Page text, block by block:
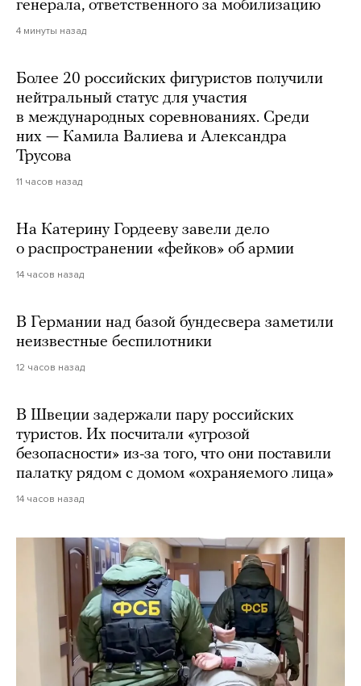
генерала, ответственного за мобилизацию
4 минуты назад
Более 20 российских фигуристов получили
нейтральный статус для участия
в международных соревнованиях. Среди
них — Камила Валиева и Александра
Трусова
11 часов назад
На Катерину Гордееву завели дело
о распространении «фейков» об армии
14 часов назад
В Германии над базой бундесвера заметили
неизвестные беспилотники
12 часов назад
В Швеции задержали пару российских
туристов. Их посчитали «угрозой
безопасности» из-за того, что они поставили
палатку рядом с домом «охраняемого лица»
14 часов назад